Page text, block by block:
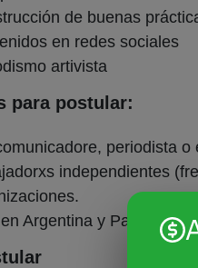
de buenas
en redes sociales
artivista
para postular:
periodista
independientes
Argentina y Paraguay.